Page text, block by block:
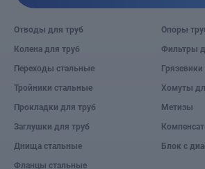
Отводы для труб
Колена для труб
Переходы стальные
Тройники стальные
Прокладки для труб
Заглушки для труб
Днища стальные
Фланцы стальные
Опоры
Фильтры
Грязевики
Хомуты
Метизы
Блок с